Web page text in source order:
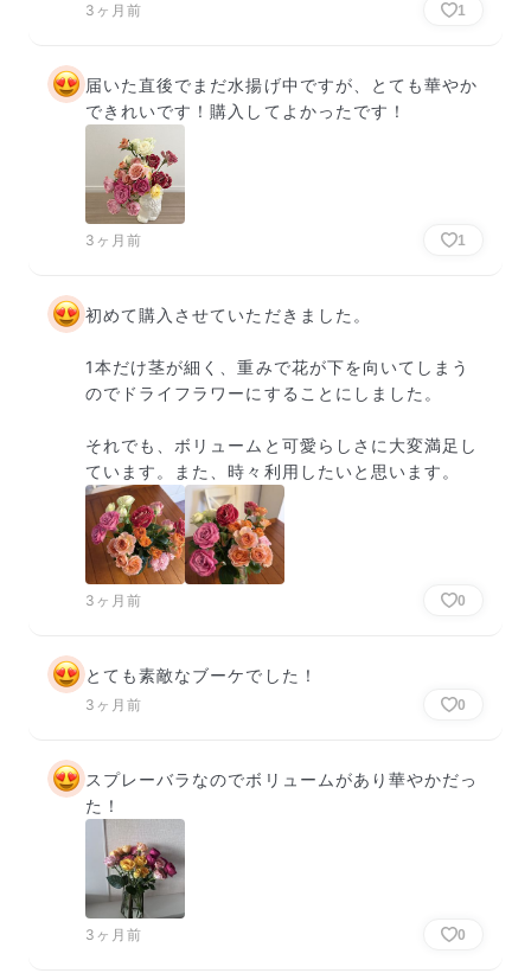
3ヶ月前 1
届いた直後でまだ水揚げ中ですが、とても華やか
できれいです！購入してよかったです！
3ヶ月前 1
初めて購入させていただきました。
1本だけ茎が細く、重みで花が下を向いてしまう
のでドライフラワーにすることにしました。
それでも、ボリュームと可愛らしさに大変満足し
ています。また、時々利用したいと思います。
3ヶ月前 0
とても素敵なブーケでした！
3ヶ月前 0
スプレーバラなのでボリュームがあり華やかだっ
た！
3ヶ月前 0